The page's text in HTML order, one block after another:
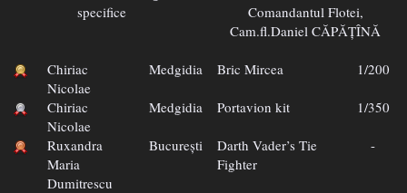
specifice
Comandantul Flotei,
Cam.fl.Daniel CĂPĂȚÎNĂ
Chiriac
Nicolae
Medgidia Bric Mircea 1/200
Chiriac
Nicolae
Medgidia Portavion kit 1/350
Ruxandra
Maria
Dumitrescu
București
Darth Vader’s Tie
Fighter
-